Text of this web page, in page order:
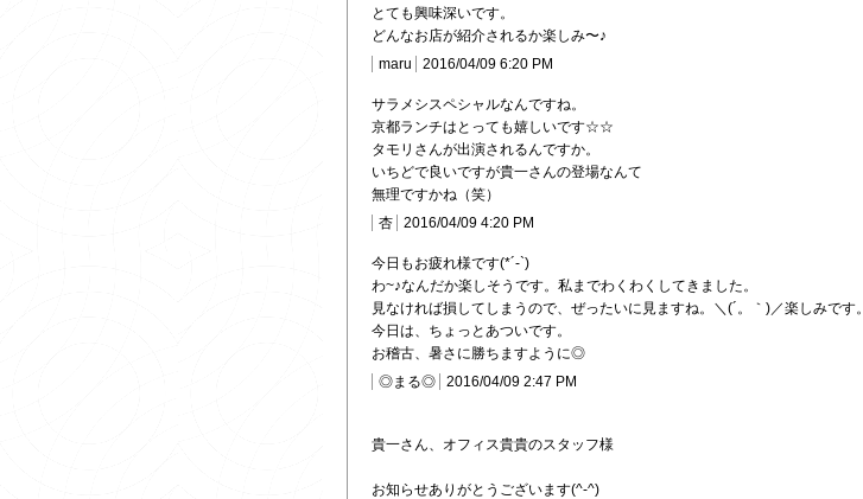
とても興味深いです。
どんなお店が紹介されるか楽しみ〜♪
maru
2016/04/09 6:20 PM
サラメシスペシャルなんですね。
京都ランチはとっても嬉しいです☆☆
タモリさんが出演されるんですか。
いちどで良いですが貴一さんの登場なんて
無理ですかね（笑）
杏
2016/04/09 4:20 PM
今日もお疲れ様です(*´-`)
わ~♪なんだか楽しそうです。私までわくわくしてきました。
見なければ損してしまうので、ぜったいに見ますね。＼(´。｀)／楽しみです。
今日は、ちょっとあついです。
お稽古、暑さに勝ちますように◎
◎まる◎
2016/04/09 2:47 PM
貴一さん、オフィス貴貴のスタッフ様
お知らせありがとうございます(^-^)